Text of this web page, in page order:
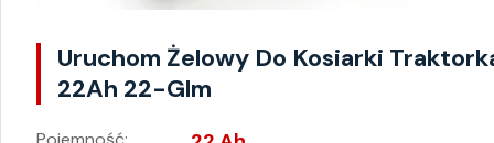
Uruchom Żelowy Do Kosiarki
22Ah 22-Glm